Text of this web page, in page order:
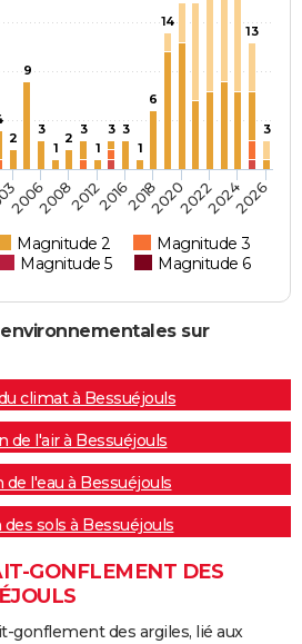
2
9
3
1
2
3
1
3 3
1
6
14
13
3
Magnitude 2
Magnitude 3
Magnitude 5 Magnitude 6
200620082012201620182020202220242026
sur
climat à Bessuéjouls
de l'air à Bessuéjouls
de l'eau à Bessuéjouls
sols à Bessuéjouls
GONFLEMENT DES
gonflement des argiles, lié aux